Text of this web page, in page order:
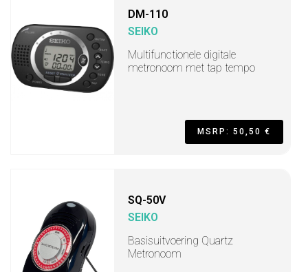
DM-110
SEIKO
Multifunctionele digitale
metronoom met tap tempo
MSRP: 50,50 €
SQ-50V
SEIKO
Basisuitvoering Quartz
Metronoom